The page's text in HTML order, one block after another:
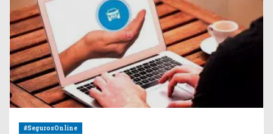
#SegurosOnline